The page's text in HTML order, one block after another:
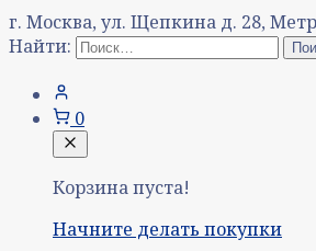
г. Москва, ул. Щепкина д. 28,
Найти:
0
Корзина пуста!
Начните делать покупки